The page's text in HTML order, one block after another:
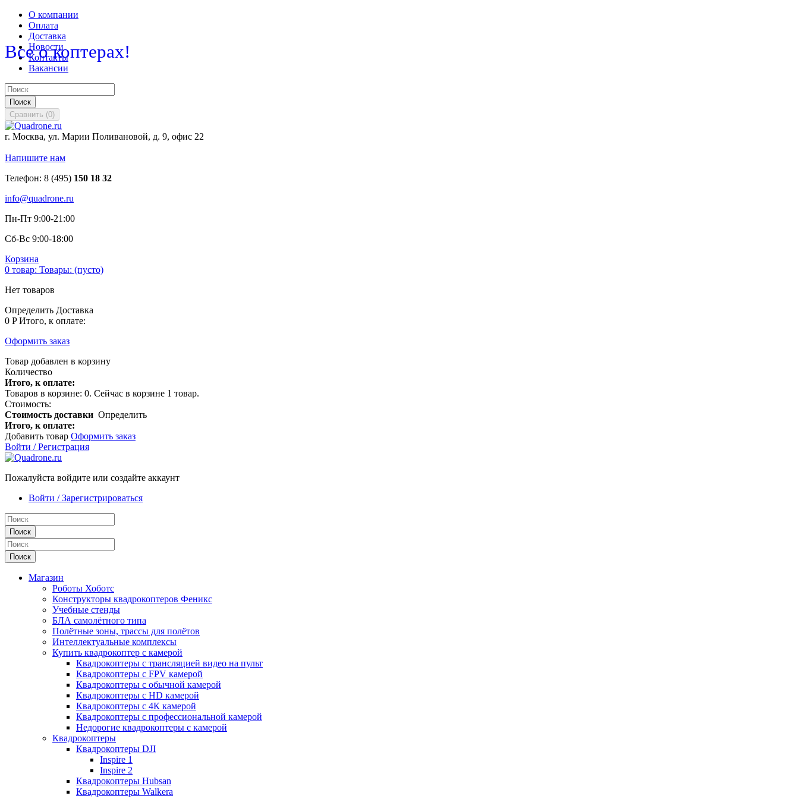
О компании
Оплата
Доставка
Новости
Контакты
Вакансии
Поиск
Сравнить (0)
Все о коптерах!
г. Москва, ул. Марии Поливановой, д. 9, офис 22
Напишите нам
Телефон: 8 (495) 150 18 32
info@quadrone.ru
Пн-Пт 9:00-21:00
Сб-Вс 9:00-18:00
Корзина
0 товар: Товары: (пусто)
Нет товаров
Определить Доставка
0 P Итого, к оплате:
Оформить заказ
Товар добавлен в корзину
Количество
Итого, к оплате:
Товаров в корзине: 0. Сейчас в корзине 1 товар.
Стоимость:
Стоимость доставки Определить
Итого, к оплате:
Добавить товар Оформить заказ
Войти / Регистрация
Пожалуйста войдите или создайте аккаунт
Войти / Зарегистрироваться
Поиск
Поиск
Магазин
Роботы Хоботс
Конструкторы квадрокоптеров Феникс
Учебные стенды
БЛА самолётного типа
Полётные зоны, трассы для полётов
Интеллектуальные комплексы
Купить квадрокоптер с камерой
Квадрокоптеры с трансляцией видео на пульт
Квадрокоптеры с FPV камерой
Квадрокоптеры с обычной камерой
Квадрокоптеры с HD камерой
Квадрокоптеры с 4К камерой
Квадрокоптеры с профессиональной камерой
Недорогие квадрокоптеры с камерой
Квадрокоптеры
Квадрокоптеры DJI
Inspire 1
Inspire 2
Квадрокоптеры Hubsan
Квадрокоптеры Walkera